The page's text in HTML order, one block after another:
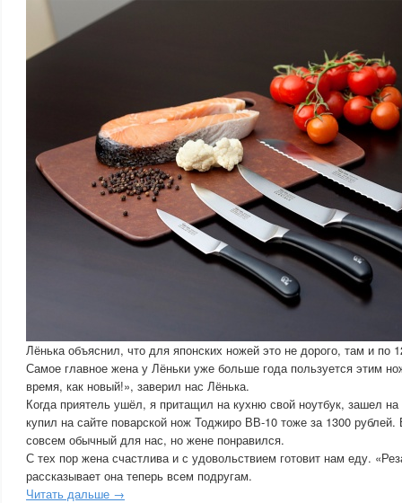
Лёнька объяснил, что для японских ножей это не дорого, там и по
Самое главное жена у Лёньки уже больше года пользуется этим
время, как новый!», заверил нас Лёнька.
Когда приятель ушёл, я притащил на кухню свой ноутбук,
купил на сайте поварской нож Тоджиро ВВ-10 тоже за 1300
совсем обычный для нас, но жене понравился.
С тех пор жена счастлива и с удовольствием готовит нам еду.
рассказывает она теперь всем подругам.
Читать дальше →